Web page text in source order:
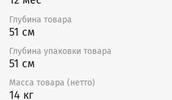
Преимущества
Возможность установки в
из высококачественной
Корпус нагревателей
стали с покрытием из
Все круглые нагреватели
Глубина товара
51 см
Глубина упаковки товара
51 см
Масса товара (нетто)
14 кг